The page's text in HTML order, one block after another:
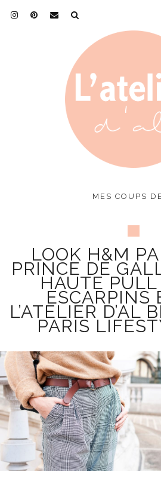
MES COUPS
LOOK H&M
PRINCE DE
HAUTE
ESCARPINS
L’ATELIER D’AL
PARIS